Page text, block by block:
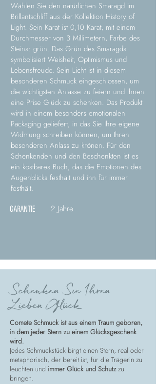
Wählen Sie den natürlichen Smaragd im
Brillantschliff aus der Kollektion History of
Light. Sein Karat ist 0,10 Karat, mit einem
Durchmesser von 3 Millimetern, Farbe des
Steins: grün. Das Grün des Smaragds
symbolisiert Weisheit, Optimismus und
Lebensfreude. Sein Licht ist in diesem
besonderen Schmuck eingeschlossen, um
die wichtigsten Anlässe zu feiern und Ihnen
eine Prise Glück zu schenken. Das Produkt
wird in einem besonders emotionalen
Packaging geliefert, in das Sie Ihre eigene
Widmung schreiben können, um Ihren
besonderen Anlass zu krönen. Für den
Schenkenden und den Beschenkten ist es
ein kostbares Buch, das die Emotionen des
Augenblicks festhält und ihn für immer
festhält.
GARANTIE 2 Jahre
Schenken Sie Ihren
Lieben Glück
Comete Schmuck ist aus einem Traum geboren,
in dem jeder Stern zu einem Glücksgeschenk
wird.
Jedes Schmuckstück birgt einen Stern, real oder
metaphorisch, der bereit ist, für die Trägerin zu
leuchten und immer Glück und Schutzzu
bringen.